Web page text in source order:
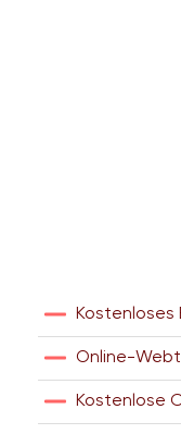
Kostenloses
Online-
Kostenlose